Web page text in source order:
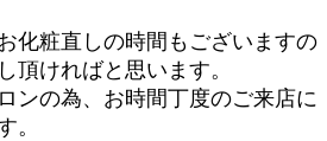
化粧直しの時間もございますの
頂ければと思います。
ンの為、お時間丁度のご来店に
。